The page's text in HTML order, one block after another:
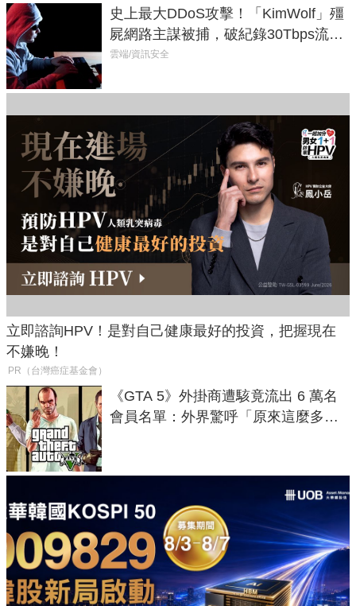
史上最大DDoS攻擊！「KimWolf」殭
屍網路主謀被捕，破紀錄30Tbps流量
癱瘓全球！
雲端/資訊安全
立即諮詢HPV！是對自己健康最好的投資，把握現在
不嫌晚！
PR（台灣癌症基金會）
《GTA 5》外掛商遭駭竟流出 6 萬名
會員名單：外界驚呼「原來這麼多人